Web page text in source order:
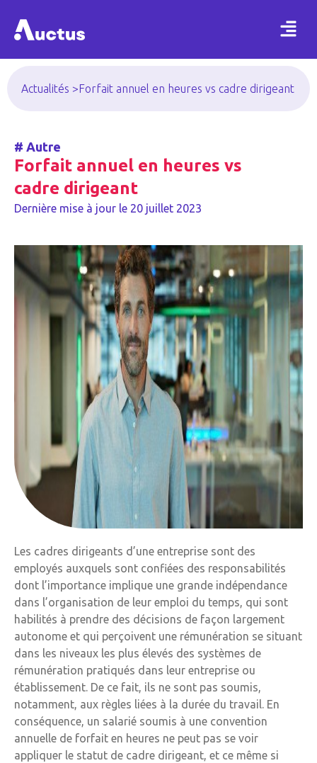
Actualités > Forfait annuel en heures vs cadre dirigeant
# Autre
Forfait annuel en heures vs
cadre dirigeant
Dernière mise à jour le 20 juillet 2023
Les cadres dirigeants d’une entreprise sont des
employés auxquels sont confiées des responsabilités
dont l’importance implique une grande indépendance
dans l’organisation de leur emploi du temps, qui sont
habilités à prendre des décisions de façon largement
autonome et qui perçoivent une rémunération se situant
dans les niveaux les plus élevés des systèmes de
rémunération pratiqués dans leur entreprise ou
établissement. De ce fait, ils ne sont pas soumis,
notamment, aux règles liées à la durée du travail. En
conséquence, un salarié soumis à une convention
annuelle de forfait en heures ne peut pas se voir
appliquer le statut de cadre dirigeant, et ce même si